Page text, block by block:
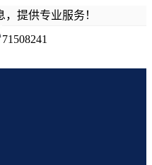
提供专业服务！
71508241